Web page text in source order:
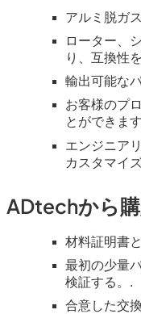
アルミ脱ガ
ローター、
り、互換性
輸出可能な
お客様のプ
とができま
エンジニア
カスタマイ
ADtechから
材料証明書
最初の少量
検証する。.
合意した交